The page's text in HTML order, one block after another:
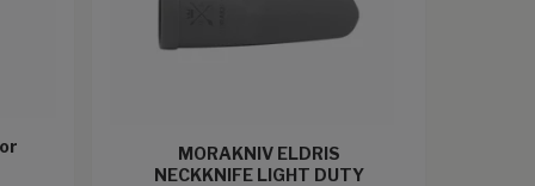
MORAKNIV ELDRIS
NECKKNIFE LIGHT DUTY